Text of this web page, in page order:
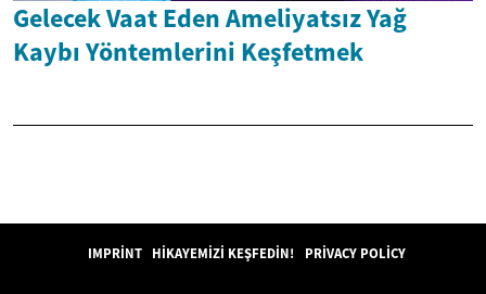
Gelecek Vaat Eden Ameliyatsız Yağ
Kaybı Yöntemlerini Keşfetmek
IMPRINT HIKAYEMIZI KEŞFEDIN! PRIVACY POLICY